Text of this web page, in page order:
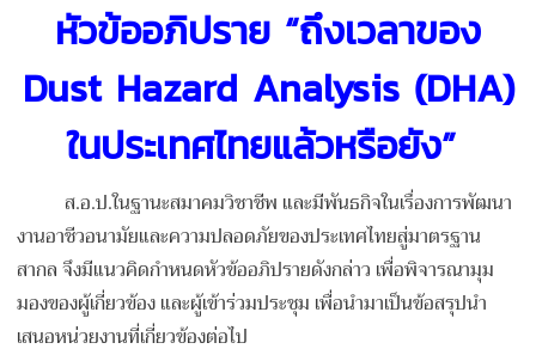
หัวข้ออภิปราย “ถึงเวลาของ
Dust Hazard Analysis (DHA)
ในประเทศไทยแล้วหรือยัง”
ส.อ.ป.ในฐานะสมาคมวิชาชีพ และมีพันธกิจในเรื่องการพัฒนา
งานอาชีวอนามัยและความปลอดภัยของประเทศไทยสู่มาตรฐาน
สากล จึงมีแนวคิดกำหนดหัวข้ออภิปรายดังกล่าว เพื่อพิจารณามุม
มองของผู้เกี่ยวข้อง และผู้เข้าร่วมประชุม เพื่อนำมาเป็นข้อสรุปนำ
เสนอหน่วยงานที่เกี่ยวข้องต่อไป